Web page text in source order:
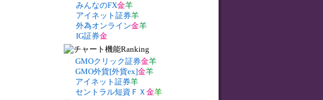
みんなのFX金羊
アイネット証券羊
外為オンライン金羊
IG証券金
GMOクリック証券金羊
GMO外貨[外貨ex]金羊
アイネット証券羊
セントラル短資ＦＸ 金羊